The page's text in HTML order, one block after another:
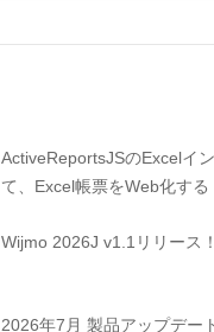
ActiveReportsJSのExcelイ
て、Excel帳票をWeb化する
Wijmo 2026J v1.1リリース！
2026年7月 製品アップデー